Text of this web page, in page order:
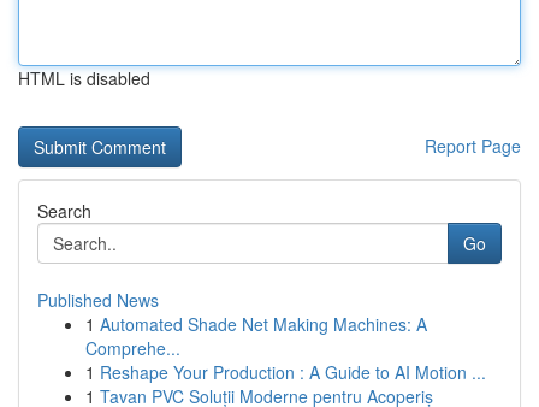
HTML is disabled
Report Page
Search
Go
Published News
1 Automated Shade Net Making Machines: A
Comprehe...
1 Reshape Your Production : A Guide to AI Motion ...
1 Tavan PVC Soluții Moderne pentru Acoperiș